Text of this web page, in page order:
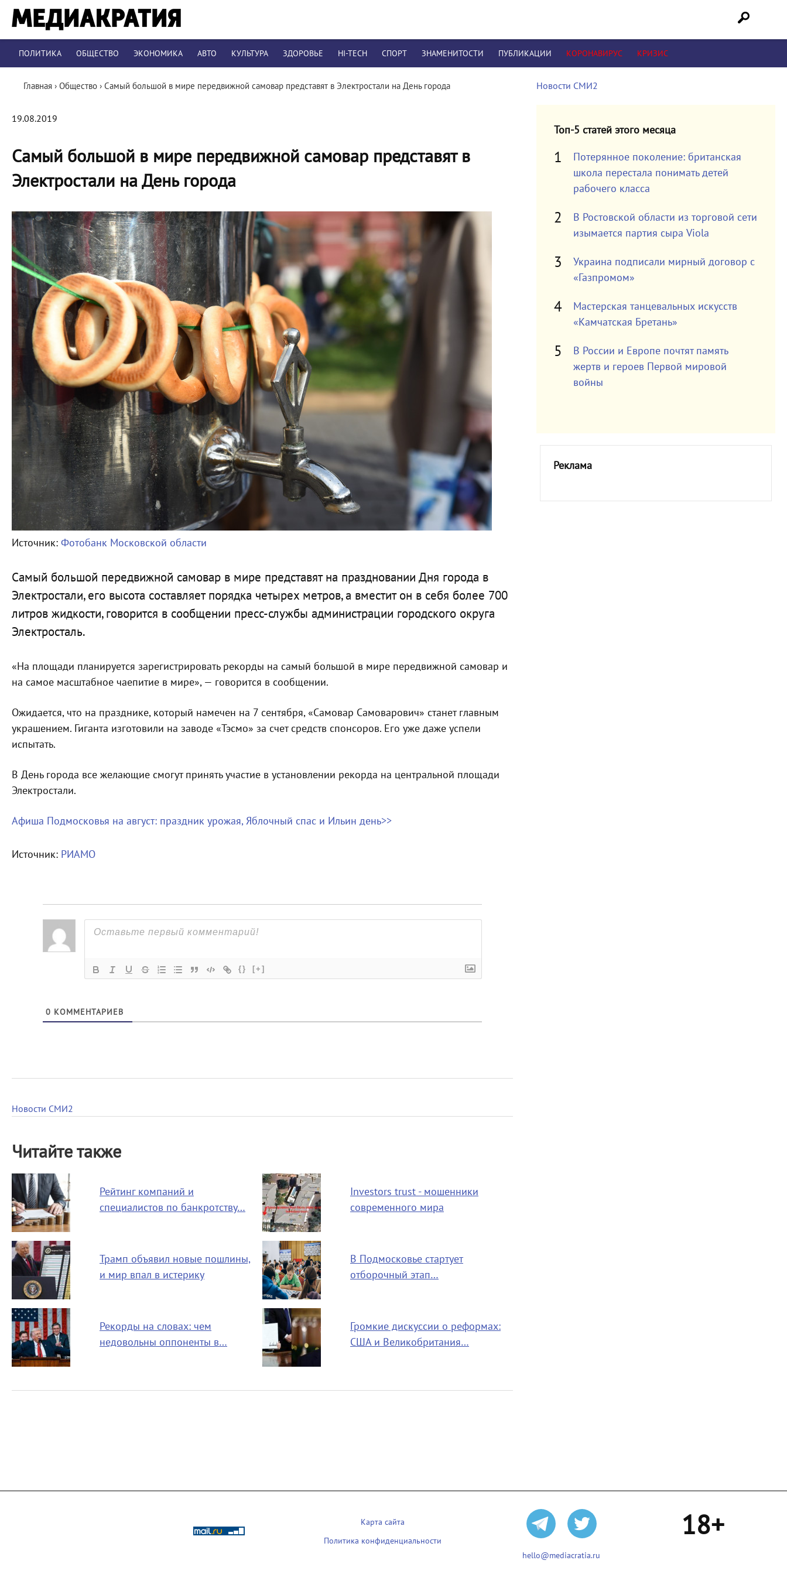
ПОЛИТИКА ОБЩЕСТВО ЭКОНОМИКА АВТО КУЛЬТУРА ЗДОРОВЬЕ HI-TECH СПОРТ ЗНАМЕНИТОСТИ ПУБЛИКАЦИИ КОРОНАВИРУС КРИЗИС
Главная › Общество › Самый большой в мире передвижной самовар представят в Электростали на День города
19.08.2019
Самый большой в мире передвижной самовар представят в
Электростали на День города
Источник: Фотобанк Московской области
Самый большой передвижной самовар в мире представят на праздновании Дня города в
Электростали, его высота составляет порядка четырех метров, а вместит он в себя более 700
литров жидкости, говорится в сообщении пресс-службы администрации городского округа
Электросталь.
«На площади планируется зарегистрировать рекорды на самый большой в мире передвижной самовар и
на самое масштабное чаепитие в мире», — говорится в сообщении.
Ожидается, что на празднике, который намечен на 7 сентября, «Самовар Самоварович» станет главным
украшением. Гиганта изготовили на заводе «Тэсмо» за счет средств спонсоров. Его уже даже успели
испытать.
В День города все желающие смогут принять участие в установлении рекорда на центральной площади
Электростали.
Афиша Подмосковья на август: праздник урожая, Яблочный спас и Ильин день>>
Источник: РИАМО
{} [+]
0 КОММЕНТАРИЕВ
Новости СМИ2
Читайте также
Рейтинг компаний и
специалистов по банкротству…
Investors trust - мошенники
современного мира
Трамп объявил новые пошлины,
и мир впал в истерику
В Подмосковье стартует
отборочный этап…
Рекорды на словах: чем
недовольны оппоненты в…
Громкие дискуссии о реформах:
США и Великобритания…
Новости СМИ2
Топ-5 статей этого месяца
Потерянное поколение: британская
школа перестала понимать детей
рабочего класса
В Ростовской области из торговой сети
изымается партия сыра Viola
Украина подписали мирный договор с
«Газпромом»
Мастерская танцевальных искусств
«Камчатская Бретань»
В России и Европе почтят память
жертв и героев Первой мировой
войны
Реклама
Карта сайта
Политика конфиденциальности
hello@mediacratia.ru
18+